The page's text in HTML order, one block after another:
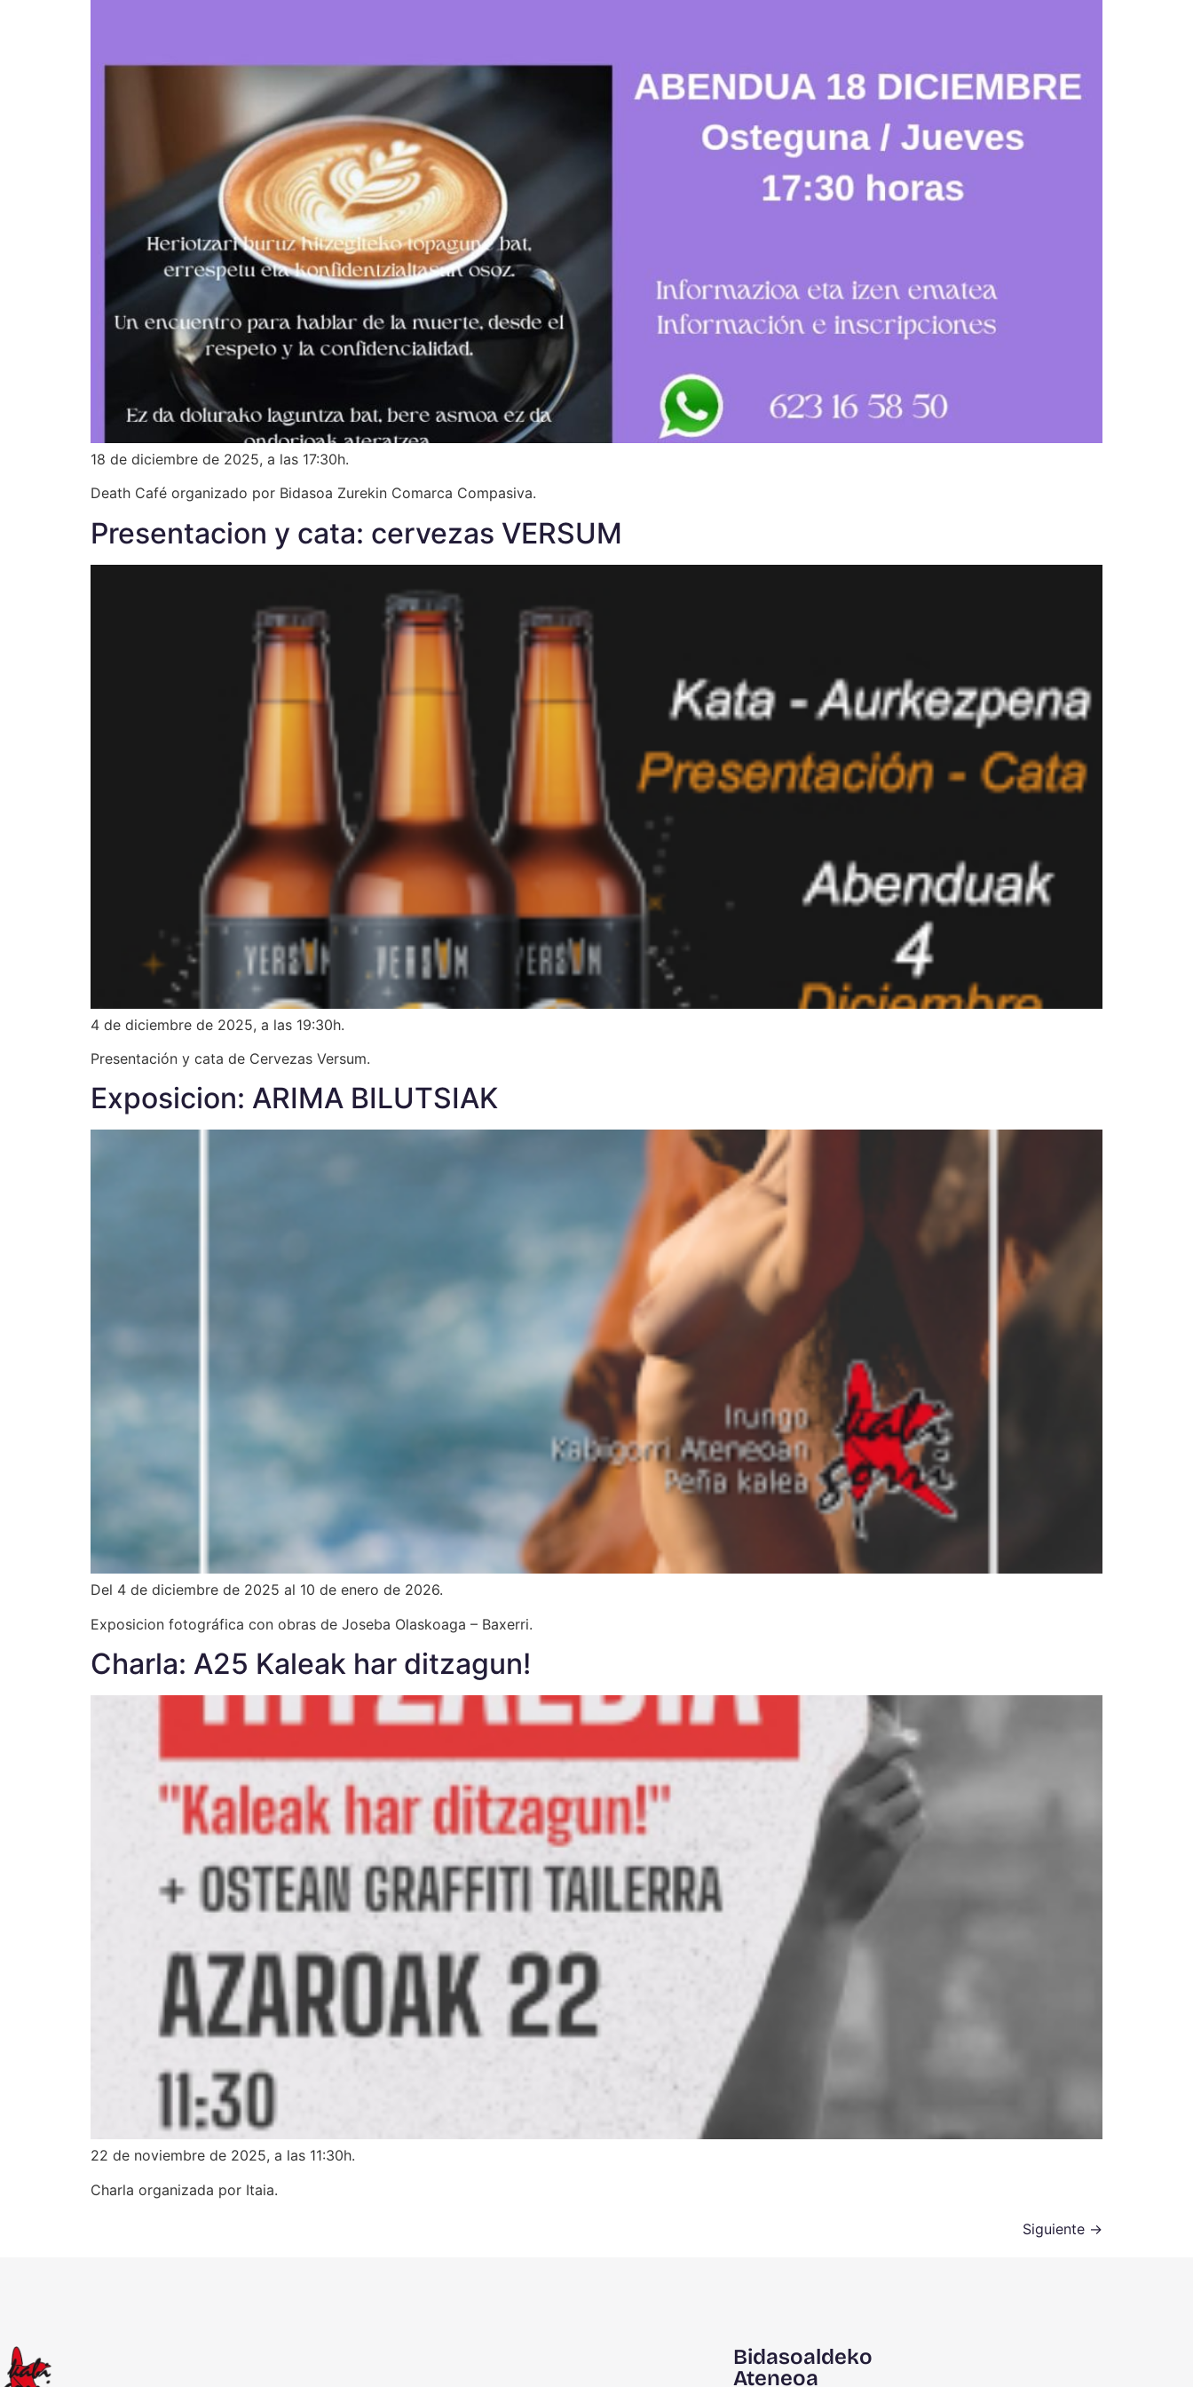
18 de diciembre de 2025, a las 17:30h.
Death Café organizado por Bidasoa Zurekin Comarca Compasiva.
Presentacion y cata: cervezas VERSUM
4 de diciembre de 2025, a las 19:30h.
Presentación y cata de Cervezas Versum.
Exposicion: ARIMA BILUTSIAK
Del 4 de diciembre de 2025 al 10 de enero de 2026.
Exposicion fotográfica con obras de Joseba Olaskoaga – Baxerri.
Charla: A25 Kaleak har ditzagun!
22 de noviembre de 2025, a las 11:30h.
Charla organizada por Itaia.
Siguiente →
Bidasoaldeko
Ateneoa